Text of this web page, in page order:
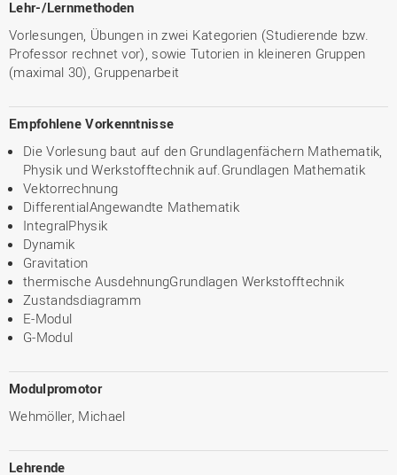
Lehr-/Lernmethoden
Vorlesungen, Übungen in zwei Kategorien (Studierende bzw.
Professor rechnet vor), sowie Tutorien in kleineren Gruppen
(maximal 30), Gruppenarbeit
Empfohlene Vorkenntnisse
Die Vorlesung baut auf den Grundlagenfächern Mathematik,
Physik und Werkstofftechnik auf.Grundlagen Mathematik
Vektorrechnung
DifferentialAngewandte Mathematik
IntegralPhysik
Dynamik
Gravitation
thermische AusdehnungGrundlagen Werkstofftechnik
Zustandsdiagramm
E-Modul
G-Modul
Modulpromotor
Wehmöller, Michael
Lehrende